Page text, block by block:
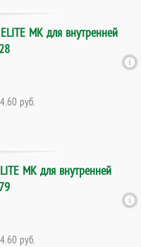
МК для внутренней
руб.
МК для внутренней
руб.